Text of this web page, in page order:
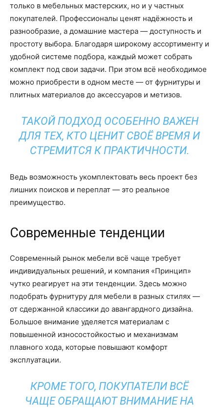
только в мебельных мастерских, но и у частных
покупателей. Профессионалы ценят надёжность и
разнообразие, а домашние мастера — доступность и
простоту выбора. Благодаря широкому ассортименту и
удобной системе подбора, каждый может собрать
комплект под свои задачи. При этом всё необходимое
можно приобрести в одном месте — от фурнитуры и
плитных материалов до аксессуаров и метизов.
ТАКОЙ ПОДХОД ОСОБЕННО ВАЖЕН
ДЛЯ ТЕХ, КТО ЦЕНИТ СВОЁ ВРЕМЯ И
СТРЕМИТСЯ К ПРАКТИЧНОСТИ.
Ведь возможность укомплектовать весь проект без
лишних поисков и переплат — это реальное
преимущество.
Современные тенденции
Современный рынок мебели всё чаще требует
индивидуальных решений, и компания «Принцип»
чутко реагирует на эти тенденции. Здесь можно
подобрать фурнитуру для мебели в разных стилях —
от сдержанной классики до авангардного дизайна.
Большое внимание уделяется материалам с
повышенной износостойкостью и механизмам
плавного хода, которые повышают комфорт
эксплуатации.
КРОМЕ ТОГО, ПОКУПАТЕЛИ ВСЁ
ЧАЩЕ ОБРАЩАЮТ ВНИМАНИЕ НА